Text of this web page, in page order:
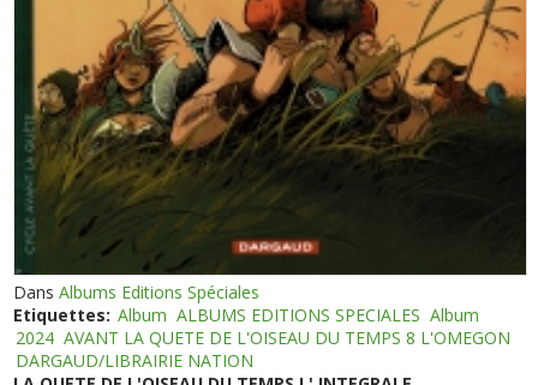
DansAlbums Editions Spéciales
Etiquettes: Album ALBUMS EDITIONS SPECIALES Album
2024 AVANT LA QUETE DE L'OISEAU DU TEMPS 8 L'OMEGON
DARGAUD/LIBRAIRIE NATION